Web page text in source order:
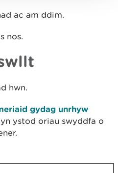
ac am ddim.
nos.
hwn.
gydag unrhyw
yn ystod oriau swyddfa o